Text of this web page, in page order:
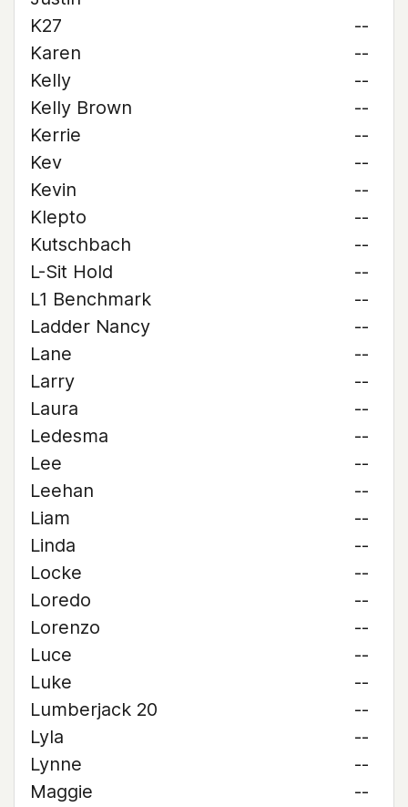
K27
--
Karen
--
Kelly
--
Kelly Brown
--
Kerrie
--
Kev
--
Kevin
--
Klepto
--
Kutschbach
--
L-Sit Hold
--
L1 Benchmark
--
Ladder Nancy
--
Lane
--
Larry
--
Laura
--
Ledesma
--
Lee
--
Leehan
--
Liam
--
Linda
--
Locke
--
Loredo
--
Lorenzo
--
Luce
--
Luke
--
Lumberjack 20
--
Lyla
--
Lynne
--
Maggie
--